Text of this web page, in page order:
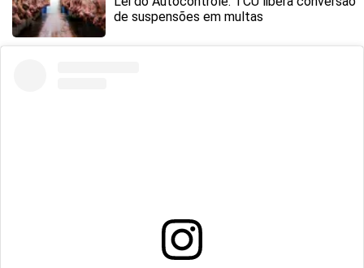
de suspensões em multas